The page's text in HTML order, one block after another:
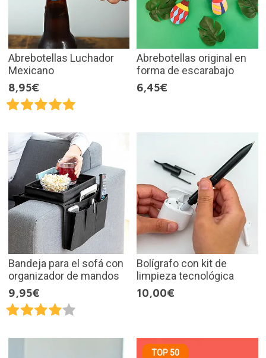
Abrebotellas Luchador
Mexicano
8,95€
Abrebotellas original en
forma de escarabajo
6,45€
Bandeja para el sofá con
organizador de mandos
9,95€
Bolígrafo con kit de
limpieza tecnológica
10,00€
TOP 50